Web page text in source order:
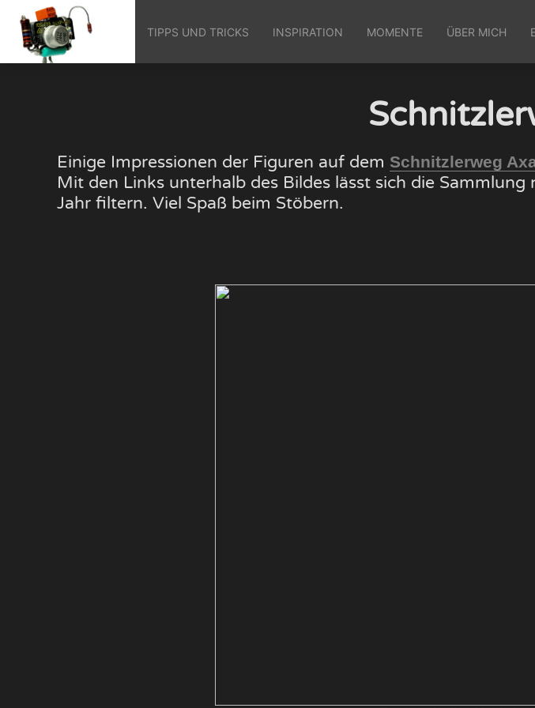
TIPPS UND TRICKS INSPIRATION MOMENTE ÜBER MICH
Einige Impressionen der Figuren auf dem Schnitzlerweg
Mit den Links unterhalb des Bildes lässt sich die
Jahr filtern. Viel Spaß beim Stöbern.